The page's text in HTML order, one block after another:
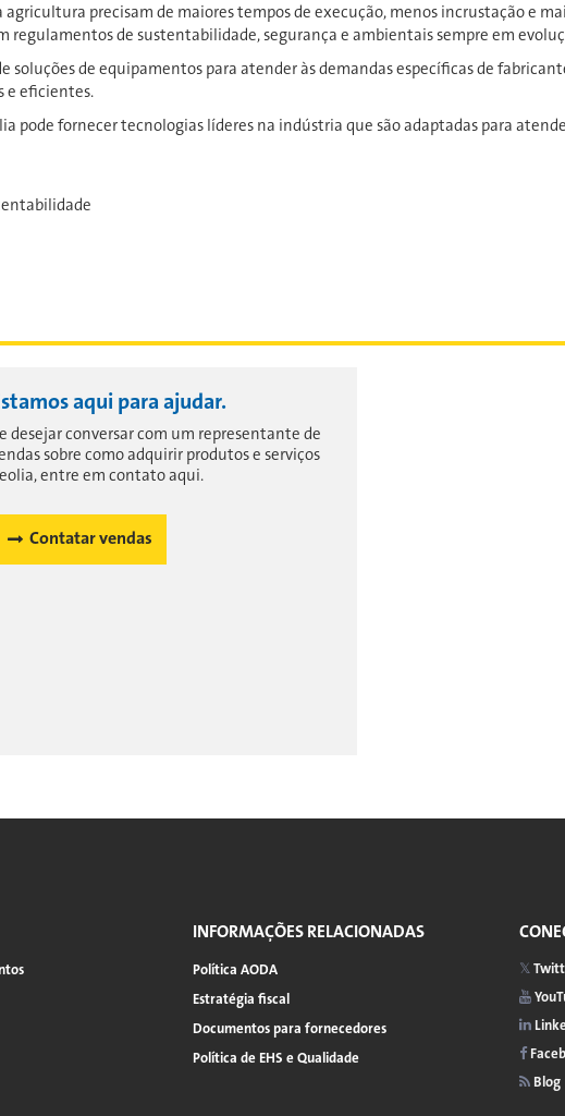
precisam de maiores tempos de execução, menos incrustação e
regulamentos de sustentabilidade, segurança e ambientais sempre em
de equipamentos para atender às demandas específicas de
e eficientes.
pode fornecer tecnologias líderes na indústria que são adaptadas para
aqui para ajudar.
desejar conversar com um representante de
sobre como adquirir produtos e serviços
entre em contato aqui.
Contatar vendas
INFORMAÇÕES RELACIONADAS
Política AODA
Estratégia fiscal
Documentos para fornecedores
Política de EHS e Qualidade
Blog